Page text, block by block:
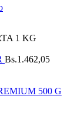
1 KG
Bs.1.462,05
500 G